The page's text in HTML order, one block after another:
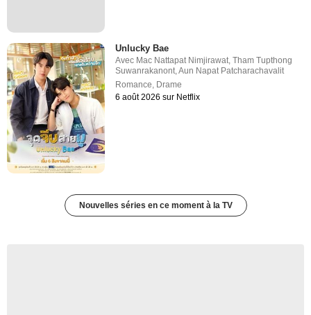
Unlucky Bae
Avec Mac Nattapat Nimjirawat,Tham Tupthong
Suwanrakanont,Aun Napat Patcharachavalit
Romance, Drame
6 août 2026 sur Netflix
Nouvelles séries en ce moment à la TV